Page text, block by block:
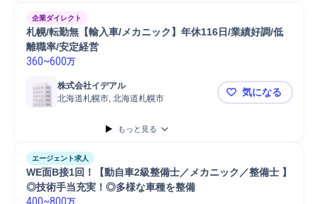
企業ダイレクト
札幌/転勤無【輸入車/メカニック】年休116日/業績好調/低
離職率/安定経営
360~600万
株式会社イデアル
北海道札幌市, 北海道札幌市
札幌/転勤無
気になる
もっと見る
エージェント求人
WE面B接1回！【動自車2級整備士／メカニック／整備士 】
◎技術手当充実！◎多様な車種を整備
万